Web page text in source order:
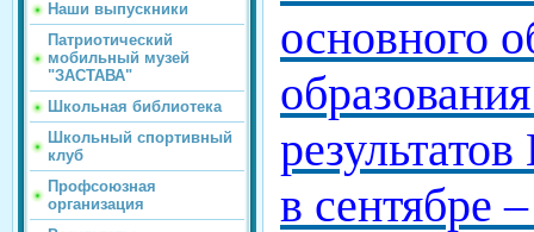
Наши выпускники
Патриотический
мобильный музей
"ЗАСТАВА"
Школьная библиотека
Школьный спортивный
клуб
Профсоюзная
организация
основного
в сентябре